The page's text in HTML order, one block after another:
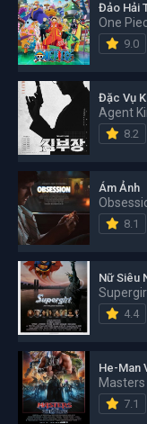
Đảo Hải
One
9.0
Đặc Vụ
Agent
8.2
Ám Ảnh
8.1
Nữ Siêu
Supergirl
4.4
He-Man
7.1